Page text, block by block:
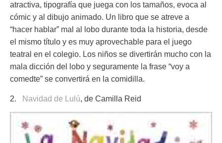
atractiva, tipografía que juega con los tamaños, evoca al
cómic y al dibujo animado. Un libro que se atreve a
“hacer hablar” mal al lobo durante toda la historia, desde
el mismo título y es muy aprovechable para el juego
teatral en el colegio. Los niños se divertirán mucho con la
mala dicción del lobo y seguramente la frase “voy a
comedte” se convertirá en la comidilla.
2. Navidad de Lulú, de Camilla Reid